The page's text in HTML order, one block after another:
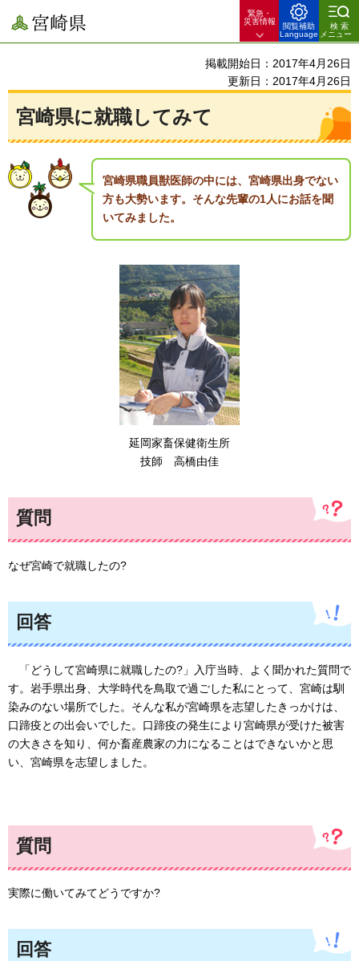
宮崎県
緊急・
災害情報
閲覧補助
Language
検索
メニュー
掲載開始日：2017年4月26日
更新日：2017年4月26日
宮崎県に就職してみて
宮崎県職員獣医師の中には、宮崎県出身でない
方も大勢います。そんな先輩の1人にお話を聞
いてみました。
延岡家畜保健衛生所
技師
高橋由佳
質問
なぜ宮崎で就職したの?
回答
「どうして宮崎県に就職したの?」入庁当時、よく聞かれた質問で
す。岩手県出身、大学時代を鳥取で過ごした私にとって、宮崎は馴
染みのない場所でした。そんな私が宮崎県を志望したきっかけは、
口蹄疫との出会いでした。口蹄疫の発生により宮崎県が受けた被害
の大きさを知り、何か畜産農家の力になることはできないかと思
い、宮崎県を志望しました。
質問
実際に働いてみてどうですか?
回答